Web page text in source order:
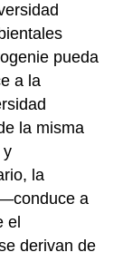
pueda
a la
la misma
y
la
a
el
derivan de